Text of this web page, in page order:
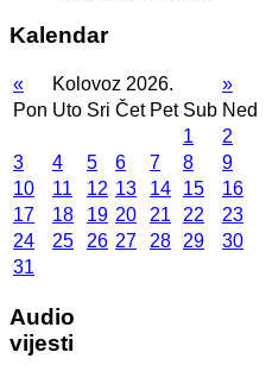
Kalendar
« Kolovoz 2026.
»
Pon Uto Sri Čet Pet Sub Ned
1
2
3
4 5 6 7 8
9
10
11 12 13 14 15
16
17
18 19 20 21 22
23
24
25 26 27 28 29
30
31
Audio
vijesti